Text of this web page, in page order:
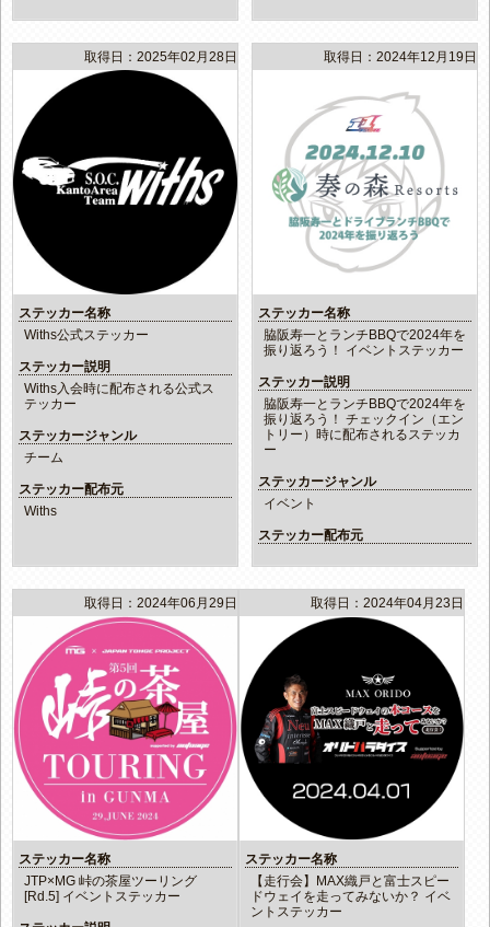
取得日：2025年02月28日
ステッカー名称
Withs公式ステッカー
ステッカー説明
Withs入会時に配布される公式ス
テッカー
ステッカージャンル
チーム
ステッカー配布元
Withs
取得日：2024年12月19日
ステッカー名称
脇阪寿一とランチBBQで2024年を
振り返ろう！ イベントステッカー
ステッカー説明
脇阪寿一とランチBBQで2024年を
振り返ろう！ チェックイン（エン
トリー）時に配布されるステッカ
ー
ステッカージャンル
イベント
ステッカー配布元
取得日：2024年06月29日
ステッカー名称
JTP×MG 峠の茶屋ツーリング
[Rd.5] イベントステッカー
取得日：2024年04月23日
ステッカー名称
【走行会】MAX織戸と富士スピー
ドウェイを走ってみないか？ イベ
ントステッカー